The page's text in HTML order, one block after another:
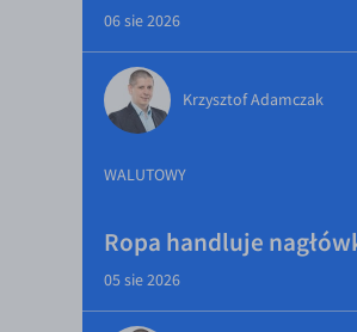
06 sie 2026
Krzysztof Adamczak
WALUTOWY
Ropa handluje
05 sie 2026